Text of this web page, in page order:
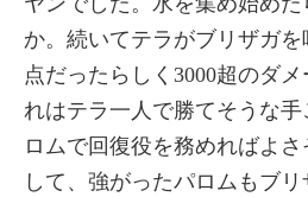
か。続いてテラがブリザガ
点だったらしく3000超のダ
れはテラ一人で勝てそうな
ロムで回復役を務めればよ
して、強がったパロムもブ